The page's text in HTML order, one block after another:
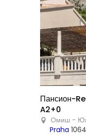
Пансион-
A2+0
Омиш -
Praha